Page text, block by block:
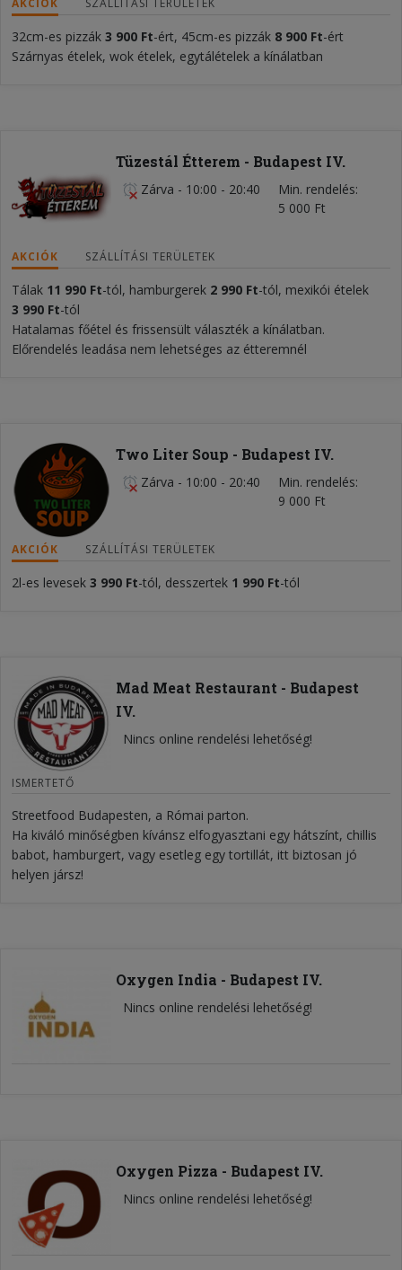
32cm-es pizzák 3 900 Ft-ért, 45cm-es pizzák 8 900 Ft-ért
Szárnyas ételek, wok ételek, egytálételek a kínálatban
Tüzestál Étterem - Budapest IV.
Zárva - 10:00 - 20:40
Min. rendelés
5 000 Ft
AKCIÓK SZÁLLÍTÁSI TERÜLETEK
Tálak 11 990 Ft-tól, hamburgerek 2 990 Ft-tól, mexikói ételek
3 990 Ft-tól
Hatalamas főétel és frissensült választék a kínálatban.
Előrendelés leadása nem lehetséges az étteremnél
Two Liter Soup - Budapest IV.
Zárva - 10:00 - 20:40
Min. rendelés
9 000 Ft
AKCIÓK SZÁLLÍTÁSI TERÜLETEK
2l-es levesek 3 990 Ft-tól, desszertek 1 990 Ft-tól
Mad Meat Restaurant - Budapest
IV.
Nincs online rendelési lehetőség!
ISMERTETŐ
Streetfood Budapesten, a Római parton.
Ha kiváló minőségben kívánsz elfogyasztani egy hátszínt, chillis
babot, hamburgert, vagy esetleg egy tortillát, itt biztosan jó
helyen jársz!
Oxygen India - Budapest IV.
Nincs online rendelési lehetőség!
Oxygen Pizza - Budapest IV.
Nincs online rendelési lehetőség!